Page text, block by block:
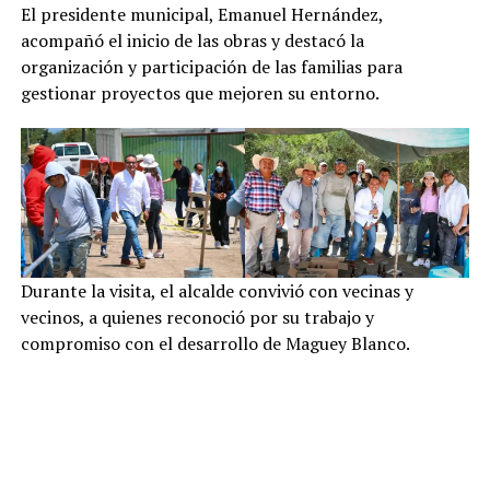
El presidente municipal, Emanuel Hernández,
acompañó el inicio de las obras y destacó la
organización y participación de las familias para
gestionar proyectos que mejoren su entorno.
Durante la visita, el alcalde convivió con vecinas y
vecinos, a quienes reconoció por su trabajo y
compromiso con el desarrollo de Maguey Blanco.